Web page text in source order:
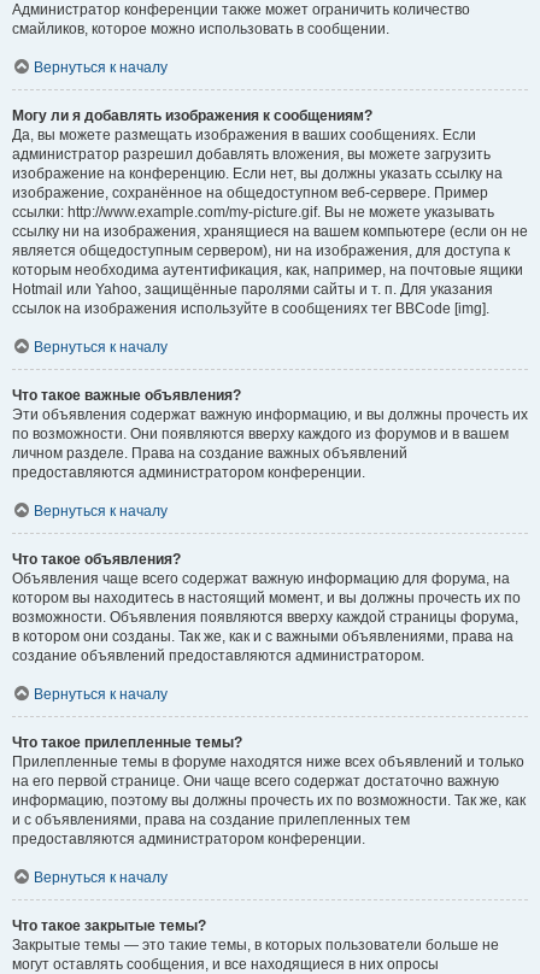
Администратор конференции также может ограничить количество
смайликов, которое можно использовать в сообщении.
Вернуться к началу
Могу ли я добавлять изображения к сообщениям?
Да, вы можете размещать изображения в ваших сообщениях. Если
администратор разрешил добавлять вложения, вы можете загрузить
изображение на конференцию. Если нет, вы должны указать ссылку на
изображение, сохранённое на общедоступном веб-сервере. Пример
ссылки: http://www.example.com/my-picture.gif. Вы не можете указывать
ссылку ни на изображения, хранящиеся на вашем компьютере (если он не
является общедоступным сервером), ни на изображения, для доступа к
которым необходима аутентификация, как, например, на почтовые ящики
Hotmail или Yahoo, защищённые паролями сайты и т. п. Для указания
ссылок на изображения используйте в сообщениях тег BBCode [img].
Вернуться к началу
Что такое важные объявления?
Эти объявления содержат важную информацию, и вы должны прочесть их
по возможности. Они появляются вверху каждого из форумов и в вашем
личном разделе. Права на создание важных объявлений
предоставляются администратором конференции.
Вернуться к началу
Что такое объявления?
Объявления чаще всего содержат важную информацию для форума, на
котором вы находитесь в настоящий момент, и вы должны прочесть их по
возможности. Объявления появляются вверху каждой страницы форума,
в котором они созданы. Так же, как и с важными объявлениями, права на
создание объявлений предоставляются администратором.
Вернуться к началу
Что такое прилепленные темы?
Прилепленные темы в форуме находятся ниже всех объявлений и только
на его первой странице. Они чаще всего содержат достаточно важную
информацию, поэтому вы должны прочесть их по возможности. Так же, как
и с объявлениями, права на создание прилепленных тем
предоставляются администратором конференции.
Вернуться к началу
Что такое закрытые темы?
Закрытые темы — это такие темы, в которых пользователи больше не
могут оставлять сообщения, и все находящиеся в них опросы